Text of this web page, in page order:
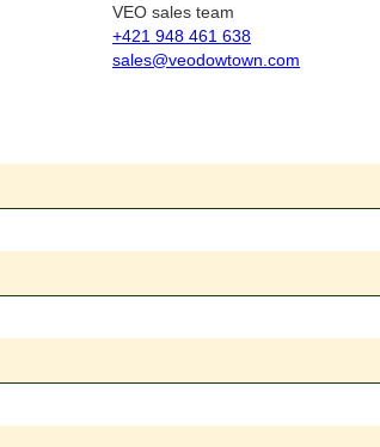
VEO sales team
+421 948 461 638
sales@veodowtown.com